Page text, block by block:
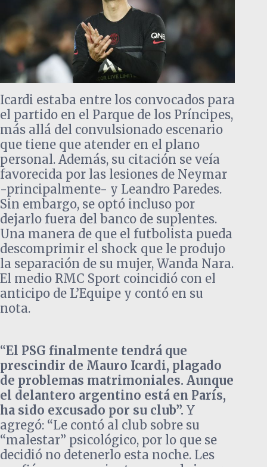
Icardi estaba entre los convocados para
el partido en el Parque de los Príncipes,
más allá del convulsionado escenario
que tiene que atender en el plano
personal. Además, su citación se veía
favorecida por las lesiones de Neymar
-principalmente- y Leandro Paredes.
Sin embargo, se optó incluso por
dejarlo fuera del banco de suplentes.
Una manera de que el futbolista pueda
descomprimir el shock que le produjo
la separación de su mujer, Wanda Nara.
El medio RMC Sport coincidió con el
anticipo de L’Equipe y contó en su
nota.
“El PSG finalmente tendrá que
prescindir de Mauro Icardi, plagado
de problemas matrimoniales. Aunque
el delantero argentino está en París,
ha sido excusado por su club”. Y
agregó: “Le contó al club sobre su
“malestar” psicológico, por lo que se
decidió no detenerlo esta noche. Les